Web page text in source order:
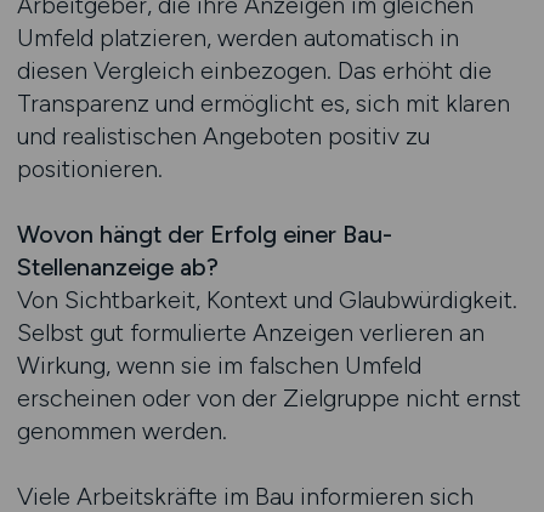
Umfeld platzieren, werden automatisch in
diesen Vergleich einbezogen. Das erhöht die
Transparenz und ermöglicht es, sich mit klaren
und realistischen Angeboten positiv zu
positionieren.
Wovon hängt der Erfolg einer Bau-
Stellenanzeige ab?
Von Sichtbarkeit, Kontext und Glaubwürdigkeit.
Selbst gut formulierte Anzeigen verlieren an
Wirkung, wenn sie im falschen Umfeld
erscheinen oder von der Zielgruppe nicht ernst
genommen werden.
Viele Arbeitskräfte im Bau informieren sich